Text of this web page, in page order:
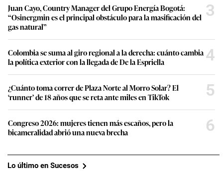
Juan Cayo, Country Manager del Grupo Energía Bogotá:
“Osinergmin es el principal obstáculo para la masificación del
gas natural”
3
Colombia se suma al giro regional a la derecha: cuánto cambia
la política exterior con la llegada de De la Espriella
4
¿Cuánto toma correr de Plaza Norte al Morro Solar? El
‘runner’ de 18 años que se reta ante miles en TikTok
5
Congreso 2026: mujeres tienen más escaños, pero la
bicameralidad abrió una nueva brecha
6
Lo último en Sucesos